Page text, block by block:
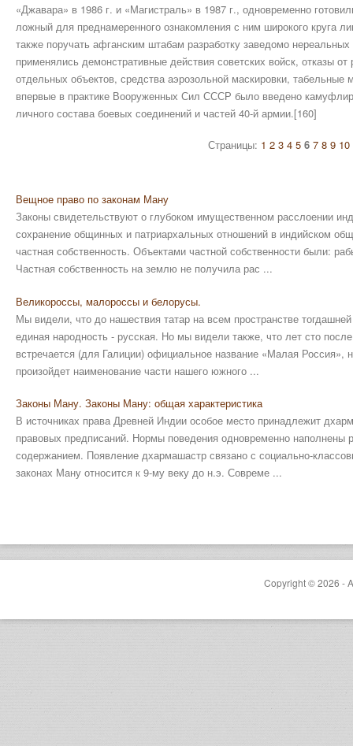
«Джавара» в 1986 г. и «Магистраль» в 1987 г., одновременно
ложный для преднамеренного ознакомления с ним широкого круга
также поручать афганским штабам разработку заведомо
применялись демонстративные действия советских войск, отказы от
отдельных объектов, средства аэрозольной маскировки,
впервые в практике Вооруженных Сил СССР было введено
личного состава боевых соединений и частей 40-й армии.[160]
Страницы: 1 2 3 4 5 6 7 8 9 10
Вещное право по законам Ману
Законы свидетельствуют о глубоком имущественном расслоении
сохранение общинных и патриархальных отношений в индийском
частная собственность. Объектами частной собственности были:
Частная собственность на землю не получила рас ...
Великороссы, малороссы и белорусы.
Мы видели, что до нашествия татар на всем пространстве
единая народность - русская. Но мы видели также, что лет сто
встречается (для Галиции) официальное название «Малая Россия»,
произойдет наименование части нашего южного ...
Законы Ману. Законы Ману: общая характеристика
В источниках права Древней Индии особое место принадлежит
правовых предписаний. Нормы поведения одновременно
содержанием. Появление дхармашастр связано с социально-
законах Ману относится к 9-му веку до н.э. Совреме ...
Copyright © 2026 -